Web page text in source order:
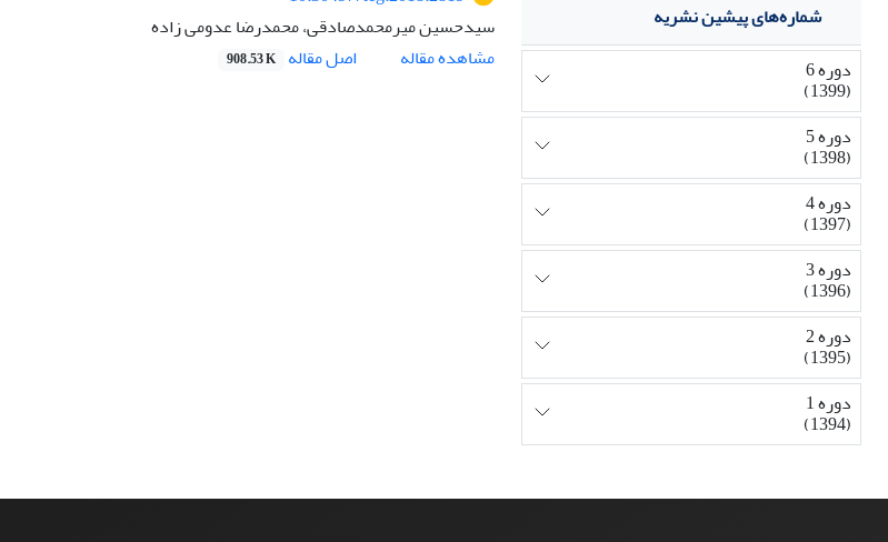
سیدحسین میرمحمدصادقی، محمدرضا عدومی زاده
مشاهده مقاله
اصل مقاله 908.53 K
شماره‌های پیشین نشریه
دوره 6
(1399)
دوره 5
(1398)
دوره 4
(1397)
دوره 3
(1396)
دوره 2
(1395)
دوره 1
(1394)